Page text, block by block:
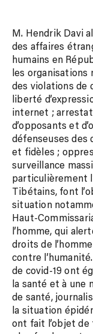
M. Hendrik Davi
des affaires
humains en
les organisations
des violations de
liberté
internet ;
d’opposants et
défenseuses des
et fidèles ;
surveillance
particulièrement
Tibétains, font
situation
Haut-
l’homme, qui
droits de
contre
de covid-19 ont
la santé et à une
de santé,
la situation
ont fait l’objet